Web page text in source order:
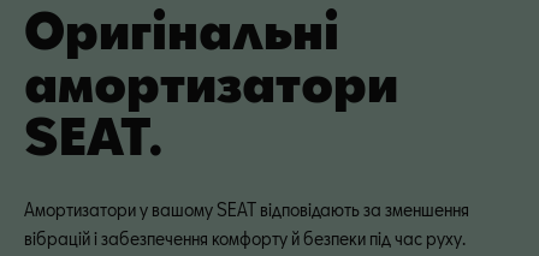
Оригінальні
амортизатори
SEAT.
Амортизатори у вашому SEAT відповідають за зменшення
вібрацій і забезпечення комфорту й безпеки під час руху.